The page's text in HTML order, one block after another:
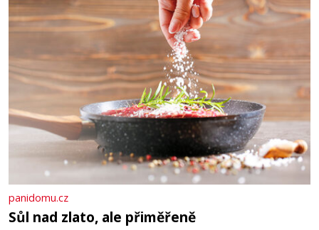
panidomu.cz
Sůl nad zlato, ale přiměřeně